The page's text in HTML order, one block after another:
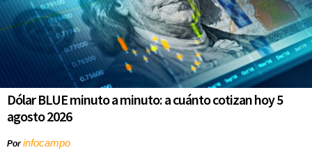
Dólar BLUE minuto a minuto: a cuánto cotizan hoy 5
agosto 2026
Porinfocampo